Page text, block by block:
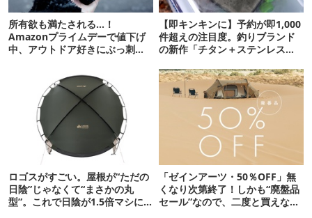
所有欲も満たされる…！
Amazonプライムデーで値下げ
中、アウトドア好きにぶっ刺さ
【即キンキンに】予約が即1,000
件超えの注目度。釣りブランド
の新作「チタン＋ステンレスの
ロゴスがすごい。屋根が“ただの
日陰”じゃなくて“まさかの丸
型”。これで日陰が1.5倍マシに
「ゼインアーツ・50％OFF」無
くなり次第終了！しかも“廃盤品
セール”なので、二度と買えない